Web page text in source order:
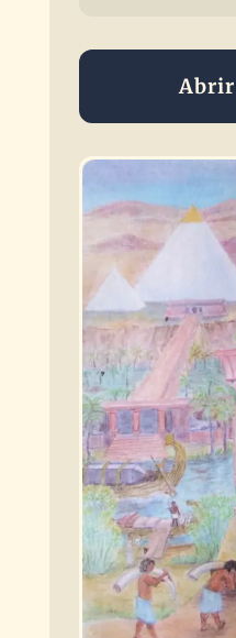
Abrir